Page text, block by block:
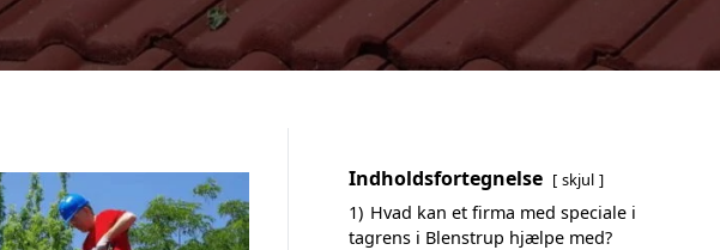
Indholdsfortegnelse skjul
1) Hvad kan et firma med speciale i
tagrens i Blenstrup hjælpe med?